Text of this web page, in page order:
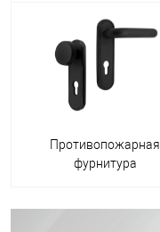
Противопожарная
фурнитура